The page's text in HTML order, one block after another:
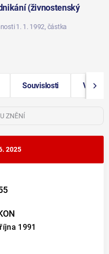
(živnostenský
1. 1. 1992, částka
Souvislosti
ZNĚNÍ
2025
1991